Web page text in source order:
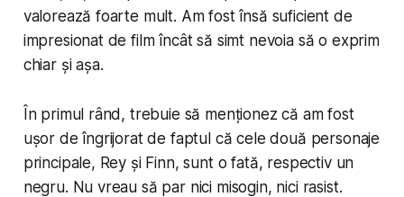
valorează foarte mult. Am fost însă suficient de
impresionat de film încât să simt nevoia să o exprim
chiar și așa.
În primul rând, trebuie să menționez că am fost
ușor de îngrijorat de faptul că cele două personaje
principale, Rey și Finn, sunt o fată, respectiv un
negru. Nu vreau să par nici misogin, nici rasist.